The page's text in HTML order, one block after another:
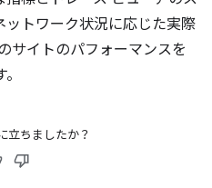
ットワーク状況に応じた実際
サイトのパフォーマンスを
立ちましたか？